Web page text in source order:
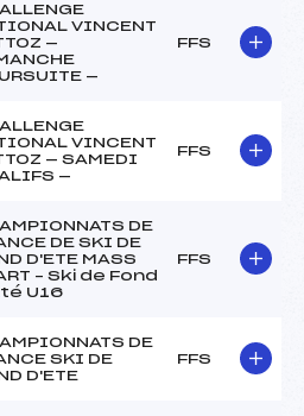
VINCENT
—
—
FFS
VINCENT
— SAMEDI
—
FFS
DE
DE SKI DE
D'ETE MASS
– Ski de Fond
U16
FFS
DE
SKI DE
D'ETE
FFS